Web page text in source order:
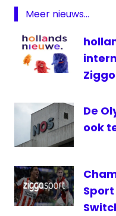
- Letland
NOS
NPO
Letland
livestream
Oranje
televisie
televisienieuws
Meer nieuws...
De
ook